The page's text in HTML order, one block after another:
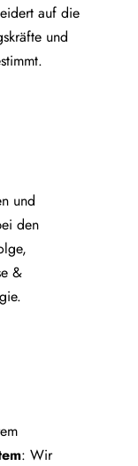
auf die
und
und
den
&
m
: Wir